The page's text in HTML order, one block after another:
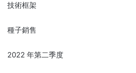
技術框架
種子銷售
2022 年第二季度